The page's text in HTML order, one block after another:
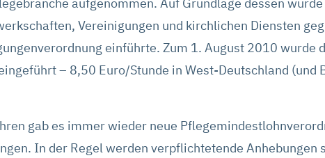
Vereinigungen und kirchlichen Diensten
einführte. Zum 1. August 2010 wurde
– 8,50 Euro/Stunde in West-Deutschland (und
gab es immer wieder neue
In der Regel werden verpflichtetende